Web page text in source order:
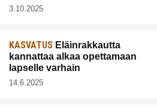
3.10.2025
KASVATUS Eläinrakkautta
kannattaa alkaa opettamaan
lapselle varhain
14.6.2025